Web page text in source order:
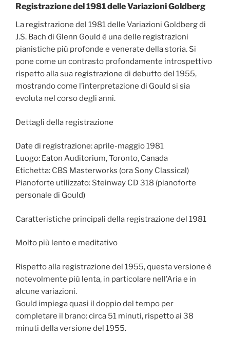
Registrazione del 1981 delle Variazioni Goldberg
La registrazione del 1981 delle Variazioni Goldberg di
J.S. Bach di Glenn Gould è una delle registrazioni
pianistiche più profonde e venerate della storia. Si
pone come un contrasto profondamente introspettivo
rispetto alla sua registrazione di debutto del 1955,
mostrando come l’interpretazione di Gould si sia
evoluta nel corso degli anni.
Dettagli della registrazione
Date di registrazione: aprile-maggio 1981
Luogo: Eaton Auditorium, Toronto, Canada
Etichetta: CBS Masterworks (ora Sony Classical)
Pianoforte utilizzato: Steinway CD 318 (pianoforte
personale di Gould)
Caratteristiche principali della registrazione del 1981
Molto più lento e meditativo
Rispetto alla registrazione del 1955, questa versione è
notevolmente più lenta, in particolare nell’Aria e in
alcune variazioni.
Gould impiega quasi il doppio del tempo per
completare il brano: circa 51 minuti, rispetto ai 38
minuti della versione del 1955.